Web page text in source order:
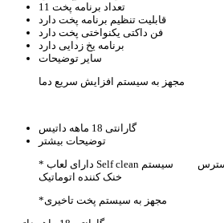
تعداد برنامه پخت 11
قابلیت تنظیم برنامه پخت دارد
فن داکتی یکنواختی پخت دارد
برنامه یخ زدایی دارد
سایر توضیحات
مجهز به سیستم افزایش سریع دما
گارانتی 18 ماهه داتیس
توضیحات بیشتر
* دارای لعاب Self clean برای قسمت های دور از دسترس سیستم
خنک کننده اتوماتیک
*مجهز به سیستم پخت تاخیری